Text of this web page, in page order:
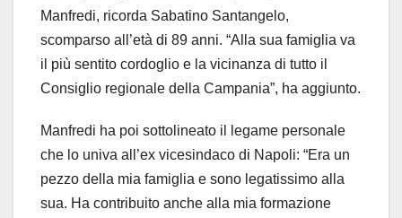
Manfredi, ricorda Sabatino Santangelo,
scomparso all’età di 89 anni. “Alla sua famiglia va
il più sentito cordoglio e la vicinanza di tutto il
Consiglio regionale della Campania”, ha aggiunto.
Manfredi ha poi sottolineato il legame personale
che lo univa all’ex vicesindaco di Napoli: “Era un
pezzo della mia famiglia e sono legatissimo alla
sua. Ha contribuito anche alla mia formazione